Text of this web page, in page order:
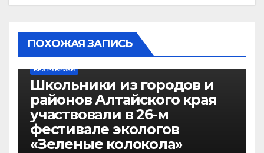
ПОХОЖАЯ ЗАПИСЬ
БЕЗ РУБРИКИ
Школьники из городов и
районов Алтайского края
участвовали в 26-м
фестивале экологов
«Зеленые колокола»